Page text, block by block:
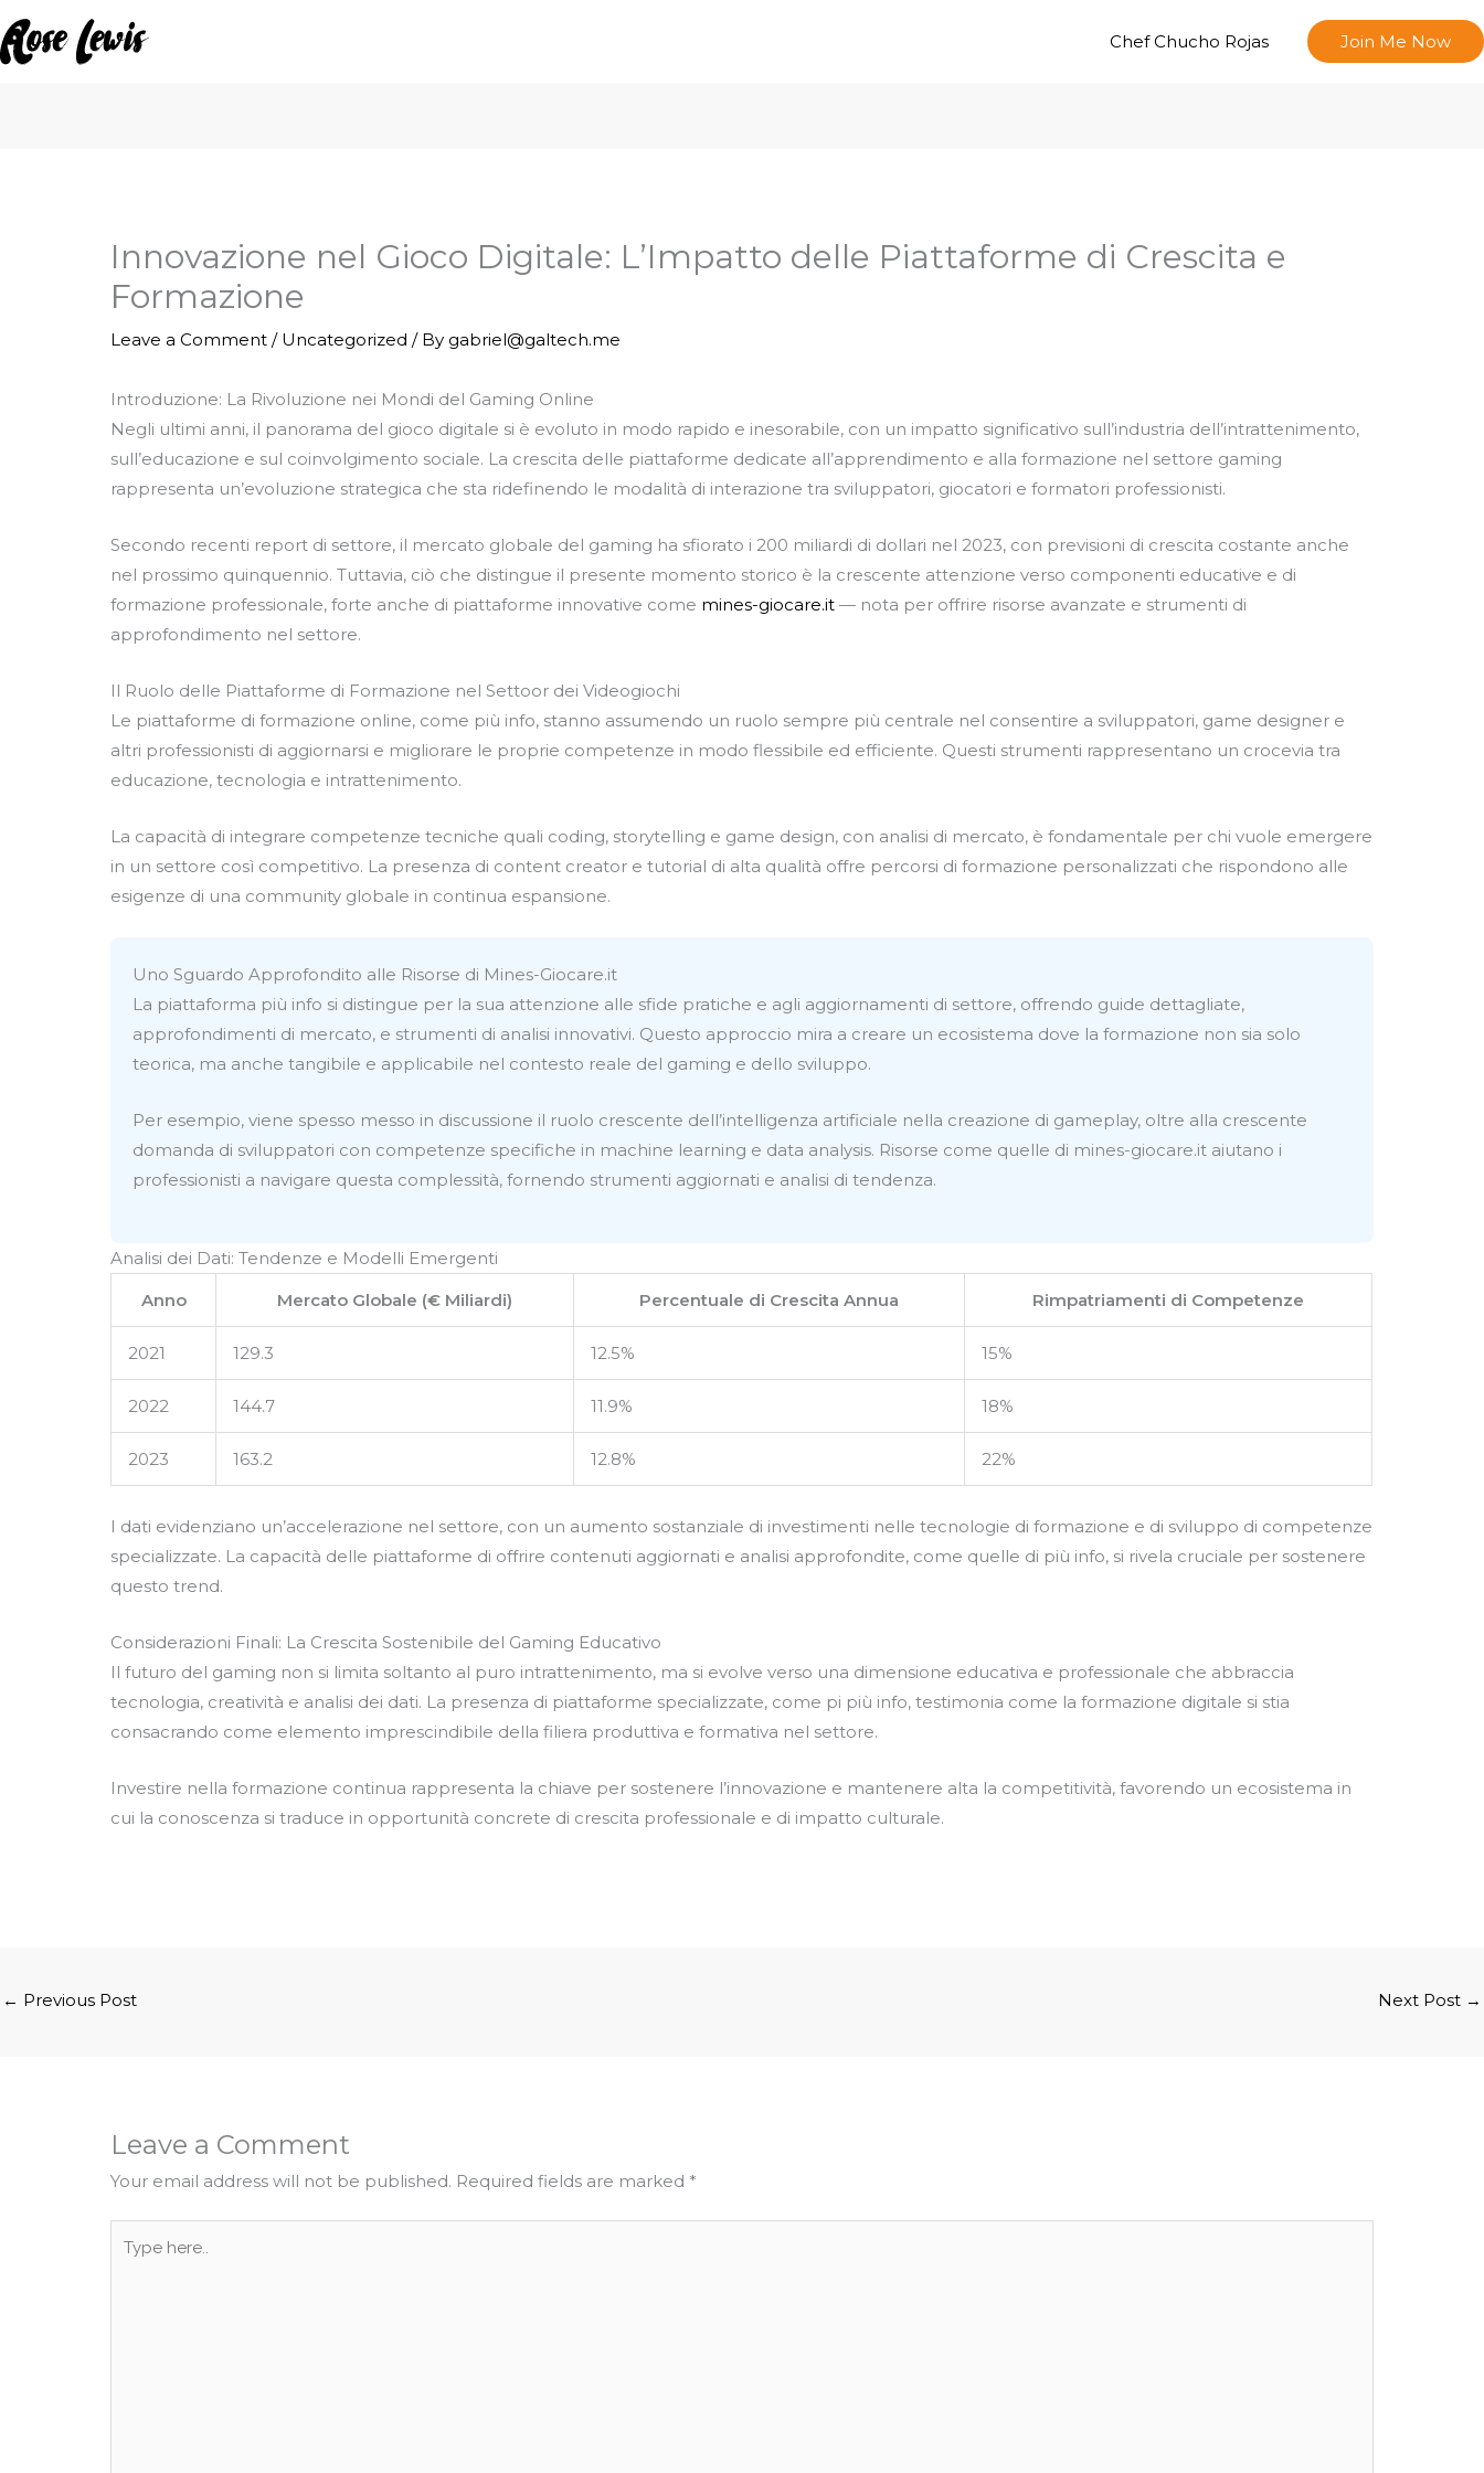
Skip
to
Chef Chucho Rojas Join Me Now
Innovazione nel Gioco Digitale: L’Impatto delle Piattaforme di Crescita e
Formazione
Leave a Comment / Uncategorized / By gabriel@galtech.me
Introduzione: La Rivoluzione nei Mondi del Gaming Online
Negli ultimi anni, il panorama del gioco digitale si è evoluto in modo rapido e inesorabile, con un impatto significativo sull’industria dell’intrattenimento,
sull’educazione e sul coinvolgimento sociale. La crescita delle piattaforme dedicate all’apprendimento e alla formazione nel settore gaming
rappresenta un’evoluzione strategica che sta ridefinendo le modalità di interazione tra sviluppatori, giocatori e formatori professionisti.
Secondo recenti report di settore, il mercato globale del gaming ha sfiorato i 200 miliardi di dollari nel 2023, con previsioni di crescita costante anche
nel prossimo quinquennio. Tuttavia, ciò che distingue il presente momento storico è la crescente attenzione verso componenti educative e di
formazione professionale, forte anche di piattaforme innovative come mines-giocare.it — nota per offrire risorse avanzate e strumenti di
approfondimento nel settore.
Il Ruolo delle Piattaforme di Formazione nel Settoor dei Videogiochi
Le piattaforme di formazione online, come più info, stanno assumendo un ruolo sempre più centrale nel consentire a sviluppatori, game designer e
altri professionisti di aggiornarsi e migliorare le proprie competenze in modo flessibile ed efficiente. Questi strumenti rappresentano un crocevia tra
educazione, tecnologia e intrattenimento.
La capacità di integrare competenze tecniche quali coding, storytelling e game design, con analisi di mercato, è fondamentale per chi vuole emergere
in un settore così competitivo. La presenza di content creator e tutorial di alta qualità offre percorsi di formazione personalizzati che rispondono alle
esigenze di una community globale in continua espansione.
Uno Sguardo Approfondito alle Risorse di Mines-Giocare.it
La piattaforma più info si distingue per la sua attenzione alle sfide pratiche e agli aggiornamenti di settore, offrendo guide dettagliate,
approfondimenti di mercato, e strumenti di analisi innovativi. Questo approccio mira a creare un ecosistema dove la formazione non sia solo
teorica, ma anche tangibile e applicabile nel contesto reale del gaming e dello sviluppo.
Per esempio, viene spesso messo in discussione il ruolo crescente dell’intelligenza artificiale nella creazione di gameplay, oltre alla crescente
domanda di sviluppatori con competenze specifiche in machine learning e data analysis. Risorse come quelle di mines-giocare.it aiutano i
professionisti a navigare questa complessità, fornendo strumenti aggiornati e analisi di tendenza.
Analisi dei Dati: Tendenze e Modelli Emergenti
Anno
Mercato Globale (€ Miliardi) Percentuale di Crescita Annua Rimpatriamenti di Competenze
2021 129.3 12.5% 15%
2022 144.7 11.9% 18%
2023 163.2 12.8% 22%
I dati evidenziano un’accelerazione nel settore, con un aumento sostanziale di investimenti nelle tecnologie di formazione e di sviluppo di competenze
specializzate. La capacità delle piattaforme di offrire contenuti aggiornati e analisi approfondite, come quelle di più info, si rivela cruciale per sostenere
questo trend.
Considerazioni Finali: La Crescita Sostenibile del Gaming Educativo
Il futuro del gaming non si limita soltanto al puro intrattenimento, ma si evolve verso una dimensione educativa e professionale che abbraccia
tecnologia, creatività e analisi dei dati. La presenza di piattaforme specializzate, come pi più info, testimonia come la formazione digitale si stia
consacrando come elemento imprescindibile della filiera produttiva e formativa nel settore.
Investire nella formazione continua rappresenta la chiave per sostenere l’innovazione e mantenere alta la competitività, favorendo un ecosistema in
cui la conoscenza si traduce in opportunità concrete di crescita professionale e di impatto culturale.
← Previous Post Next Post →
Leave a Comment
Your email address will not be published. Required fields are marked *